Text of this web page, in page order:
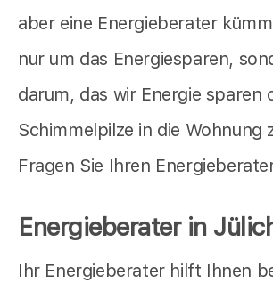
aber eine Energieberater
nur um das Energiesparen,
darum, das wir Energie sparen
Schimmelpilze in die Wohnung
Fragen Sie Ihren
Energieberater in
Ihr Energieberater hilft Ihnen